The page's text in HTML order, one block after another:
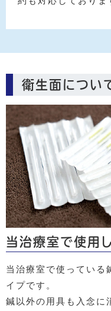
衛生面につい
当治療室で使用
当治療室で使っている
イプです。
鍼以外の用具も入念に